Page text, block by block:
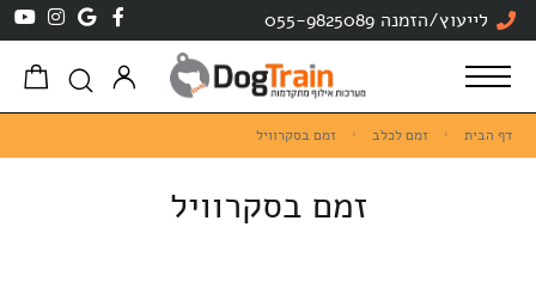
לייעוץ/הזמנה 055-9825089
דף הבית זמם לכלב זמם בסקרוויל
זמם בסקרוויל